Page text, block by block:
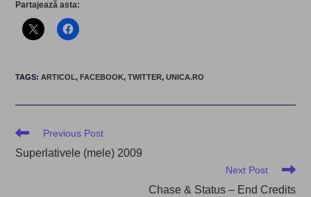
Partajează asta:
TAGS:ARTICOL, FACEBOOK, TWITTER, UNICA.RO
Read
articles
Previous Post
Superlativele (mele) 2009
Next Post
Chase & Status – End Credits